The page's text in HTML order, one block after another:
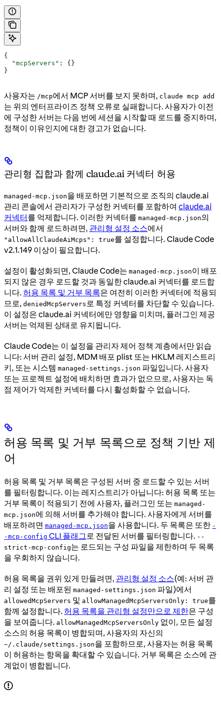
{
  "mcpServers"
: {}
}
사용자는 /mcp에서 MCP 서버를 보지 못하며, claude mcp add
는 위의 엔터프라이즈 정책 오류로 실패합니다. 사용자가 이전
에 구성한 서버는 다음 번에 세션을 시작할 때 로드를 중지하며,
정책이 이유인지에 대한 경고가 없습니다.
관리형 집합과 함께 claude.ai 커넥터 허용
managed-mcp.json을 배포하면 기본적으로 조직의 claude.ai
관리 콘솔에서 관리자가 구성한 커넥터를 포함하여 claude.ai
커넥터를 억제합니다. 이러한 커넥터를 managed-mcp.json의
서버와 함께 로드하려면, 관리형 설정 소스에서
"allowAllClaudeAiMcps": true를 설정합니다. Claude Code
v2.1.149 이상이 필요합니다.
설정이 활성화되면, Claude Code는 managed-mcp.json이 배포
되지 않은 경우 로드할 것과 동일한 claude.ai 커넥터를 로드합
니다. 허용 목록 및 거부 목록은 여전히 이러한 커넥터에 적용되
므로, deniedMcpServers 로 특정 커넥터를 차단할 수 있습니다.
이 설정은 claude.ai 커넥터에만 영향을 미치며, 플러그인 제공
서버는 억제된 상태로 유지됩니다.
Claude Code는 이 설정을 관리자 제어 정책 계층에서만 읽습
니다: 서버 관리 설정, MDM 배포 plist 또는 HKLM 레지스트리
키, 또는 시스템 managed-settings.json 파일입니다. 사용자
또는 프로젝트 설정에 배치하면 효과가 없으므로, 사용자는 독
점 제어가 억제한 커넥터를 다시 활성화할 수 없습니다.
허용 목록 및 거부 목록으로 정책 기반 제
어
허용 목록 및 거부 목록은 구성된 서버 중 로드할 수 있는 서버
를 필터링합니다. 이는 레지스트리가 아닙니다: 허용 목록 또는
거부 목록이 적용되기 전에 사용자, 플러그인 또는 managed-
mcp.json에 의해 서버를 추가해야 합니다. 사용자에게 서버를
배포하려면 managed-mcp.json을 사용합니다. 두 목록은 또한 -
-mcp-config CLI 플래그 로 전달된 서버를 필터링합니다. --
strict-mcp-config는 로드되는 구성 파일을 제한하며 두 목록
을 우회하지 않습니다.
허용 목록을 권위 있게 만들려면, 관리형 설정 소스(예: 서버 관
리 설정 또는 배포된 managed-settings.json 파일)에서
allowedMcpServers 및 allowManagedMcpServersOnly: true를
함께 설정합니다. 허용 목록을 관리형 설정만으로 제한은 구성
을 보여줍니다. allowManagedMcpServersOnly 없이, 모든 설정
소스의 허용 목록이 병합되며, 사용자의 자신의
~/.claude/settings.json을 포함하므로, 사용자는 허용 목록
이 허용하는 항목을 확대할 수 있습니다. 거부 목록은 소스에 관
계없이 병합됩니다.